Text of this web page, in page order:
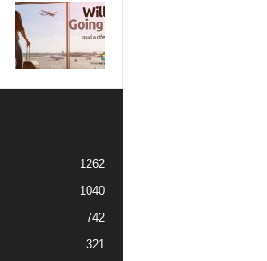
1262
1040
742
321